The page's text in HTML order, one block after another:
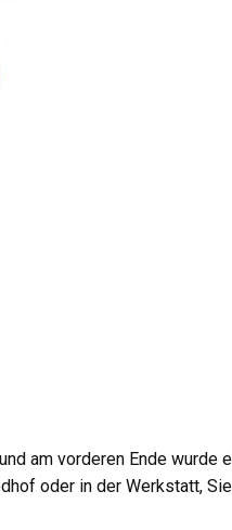
am vorderen Ende
oder in der Werkstatt,